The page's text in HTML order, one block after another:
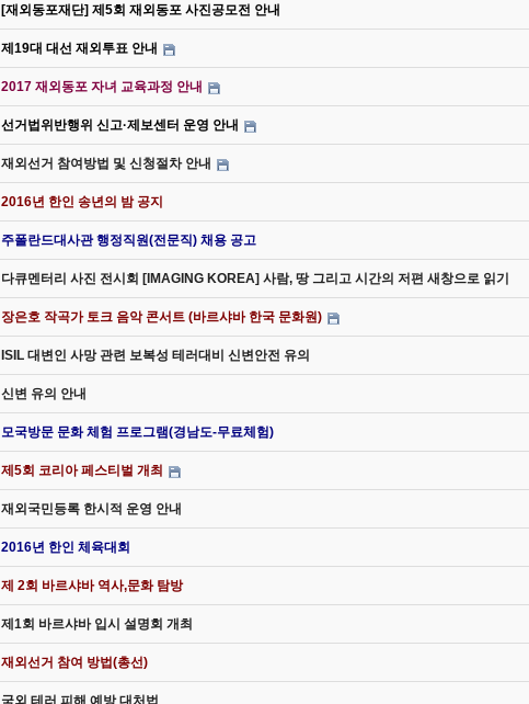
[재외동포재단] 제5회 재외동포 사진공모전 안내
제19대 대선 재외투표 안내
2017 재외동포 자녀 교육과정 안내
선거법위반행위 신고·제보센터 운영 안내
재외선거 참여방법 및 신청절차 안내
2016년 한인 송년의 밤 공지
주폴란드대사관 행정직원(전문직) 채용 공고
다큐멘터리 사진 전시회 [IMAGING KOREA] 사람, 땅 그리고 시간의 저편 새창으로 읽기
장은호 작곡가 토크 음악 콘서트 (바르샤바 한국 문화원)
ISIL 대변인 사망 관련 보복성 테러대비 신변안전 유의
신변 유의 안내
모국방문 문화 체험 프로그램(경남도-무료체험)
제5회 코리아 페스티벌 개최
재외국민등록 한시적 운영 안내
2016년 한인 체육대회
제 2회 바르샤바 역사,문화 탐방
제1회 바르샤바 입시 설명회 개최
재외선거 참여 방법(총선)
국외 테러 피해 예방 대처법